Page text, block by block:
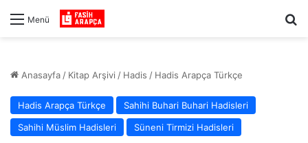
Menü
Anasayfa / Kitap Arşivi / Hadis / Hadis Arapça Türkçe
Hadis Arapça Türkçe
Sahihi Buhari Buhari Hadisleri
Sahihi Müslim Hadisleri
Süneni Tirmizi Hadisleri